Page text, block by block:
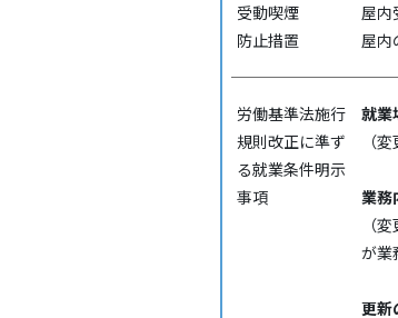
受動喫煙
防⽌措置
屋内
屋内
労働基準法施行
規則改正に準ず
る就業条件明示
事項
就業
（
業務
（
が業
更新